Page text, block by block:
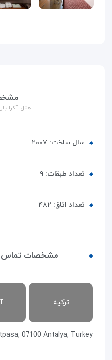
هتل آکرا
سال ساخت: ۲۰۰۷
تعداد طبقات: ۹
تعداد اتاق: ۴۸۲
مشخصات تماس
ترکیه
07100 Antalya, Turkey